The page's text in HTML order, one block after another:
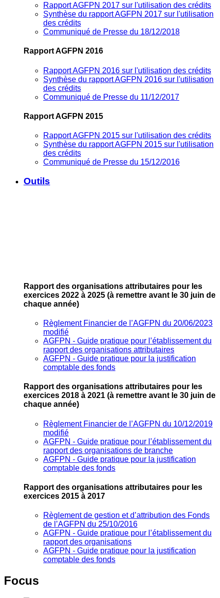
Rapport AGFPN 2017 sur l'utilisation des crédits
Synthèse du rapport AGFPN 2017 sur l'utilisation
des crédits
Communiqué de Presse du 18/12/2018
Rapport AGFPN 2016
Rapport AGFPN 2016 sur l'utilisation des crédits
Synthèse du rapport AGFPN 2016 sur l'utilisation
des crédits
Communiqué de Presse du 11/12/2017
Rapport AGFPN 2015
Rapport AGFPN 2015 sur l'utilisation des crédits
Synthèse du rapport AGFPN 2015 sur l'utilisation
des crédits
Communiqué de Presse du 15/12/2016
Outils
Rapport des organisations attributaires pour les
exercices 2022 à 2025 (à remettre avant le 30 juin de
chaque année)
Règlement Financier de l’AGFPN du 20/06/2023
modifié
AGFPN ‐ Guide pratique pour l’établissement du
rapport des organisations attributaires
AGFPN ‐ Guide pratique pour la justification
comptable des fonds
Rapport des organisations attributaires pour les
exercices 2018 à 2021 (à remettre avant le 30 juin de
chaque année)
Règlement Financier de l’AGFPN du 10/12/2019
modifié
AGFPN ‐ Guide pratique pour l’établissement du
rapport des organisations de branche
AGFPN ‐ Guide pratique pour la justification
comptable des fonds
Rapport des organisations attributaires pour les
exercices 2015 à 2017
Règlement de gestion et d’attribution des Fonds
de l’AGFPN du 25/10/2016
AGFPN ‐ Guide pratique pour l’établissement du
rapport des organisations
AGFPN ‐ Guide pratique pour la justification
comptable des fonds
Focus